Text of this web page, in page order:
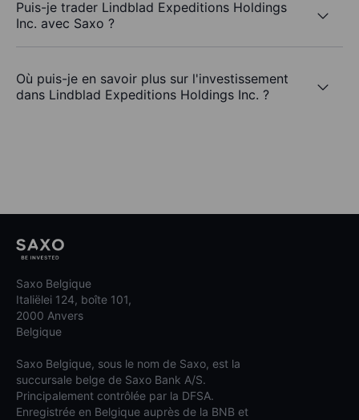
Puis-je trader Lindblad Expeditions Holdings
Inc. avec Saxo ?
Où puis-je en savoir plus sur l'investissement
dans Lindblad Expeditions Holdings Inc. ?
Saxo Belgique
Italiëlei 124, boîte 101,
2000 Anvers
Belgique
Saxo Belgique, sous le nom de Saxo, est la
succursale belge de Saxo Bank A/S.
Principalement contrôlée par la DFSA.
Enregistrée en Belgique auprès de la BNB et